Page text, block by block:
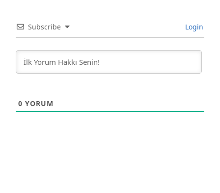
Subscribe Login
0 YORUM